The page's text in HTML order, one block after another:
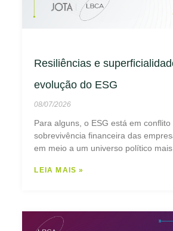
Resiliências e
evolução do ESG
08/07/2026
Para alguns, o ESG está em conflito
sobrevivência financeira das
em meio a um universo político mais
LEIA MAIS »